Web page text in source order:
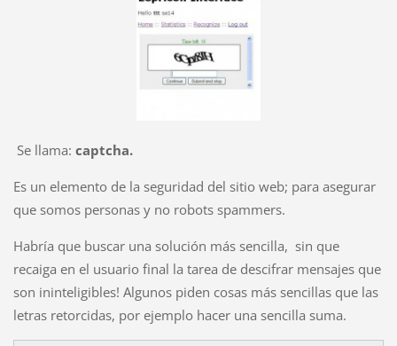
Se llama: captcha.
Es un elemento de la seguridad del sitio web; para asegurar
que somos personas y no robots spammers.
Habría que buscar una solución más sencilla, sin que
recaiga en el usuario final la tarea de descifrar mensajes que
son ininteligibles! Algunos piden cosas más sencillas que las
letras retorcidas, por ejemplo hacer una sencilla suma.